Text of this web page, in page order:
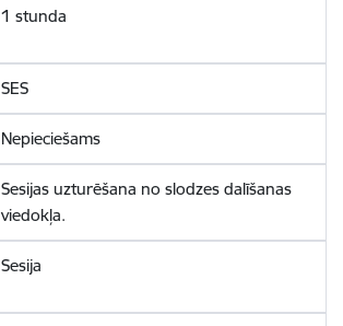
1 stunda
SES
Nepieciešams
Sesijas uzturēšana no slodzes dalīšanas
viedokļa.
Sesija